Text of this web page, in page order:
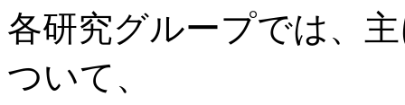
各研究グループでは、
ついて、